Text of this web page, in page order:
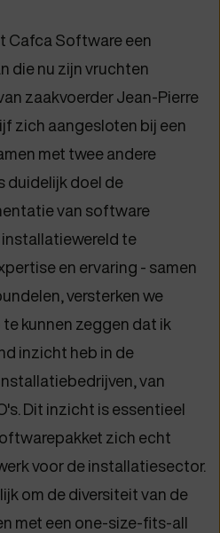
Cafca Software een
die nu zijn vruchten
zaakvoerder Jean-Pierre
zich aangesloten bij een
met twee andere
duidelijk doel de
van software
te
en ervaring - samen
versterken we
te kunnen zeggen dat ik
inzicht heb in de
van
Dit inzicht is essentieel
zich echt
voor de installatiesector.
om de diversiteit van de
met een one-size-fits-all